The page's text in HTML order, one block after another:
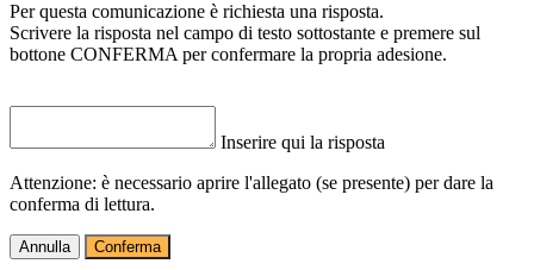
Per questa comunicazione è richiesta una risposta.
Scrivere la risposta nel campo di testo sottostante e premere sul
bottone CONFERMA per confermare la propria adesione.
Inserire qui la risposta
Attenzione: è necessario aprire l'allegato (se presente) per dare la
conferma di lettura.
Annulla Conferma